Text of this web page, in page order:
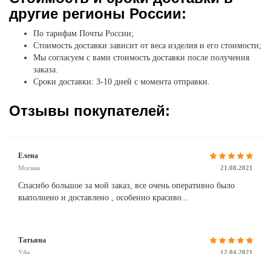
другие регионы России:
По тарифам Почты России;
Стоимость доставки зависит от веса изделия и его стоимости;
Мы согласуем с вами стоимость доставки после получения
заказа.
Сроки доставки: 3-10 дней с момента отправки.
Отзывы покупателей:
Елена
Москва 21.08.2021
Спасибо большое за мой заказ, все очень оперативно было
выполнено и доставлено , особенно красиво...
Татьяна
Уфа 12.04.2021